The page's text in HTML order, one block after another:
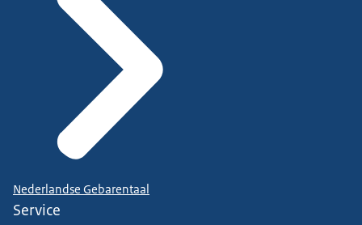
Nederlandse Gebarentaal
Service